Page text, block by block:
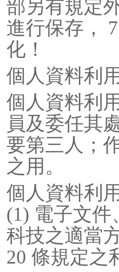
部另有規定
進行保存，
化！
個人資料利
個人資料利
員及委任其
要第三人；
之用。
個人資料利
(1) 電子文
科技之適當
20 條規定之